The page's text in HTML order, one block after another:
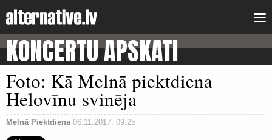
KONCERTU APSKATI
Foto: Kā Melnā piektdiena
Helovīnu svinēja
Melnā Piektdiena 06.11.2017. 09:25